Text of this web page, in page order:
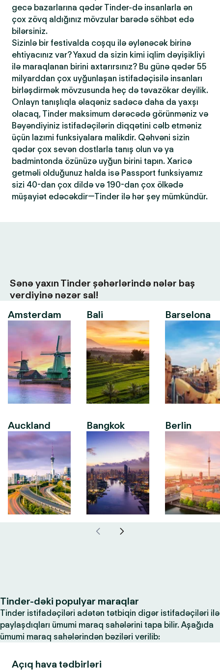
gecə bazarlarına qədər Tinder-də insanlarla ən
çox zövq aldığınız mövzular barədə söhbət edə
bilərsiniz.
Sizinlə bir festivalda coşqu ilə əylənəcək birinə
ehtiyacınız var? Yaxud da sizin kimi iqlim dəyişikliyi
ilə maraqlanan birini axtarırsınız? Bu günə qədər 55
milyarddan çox uyğunlaşan istifadəçisilə insanları
birləşdirmək mövzusunda heç də təvazökar deyilik.
Onlayn tanışlıqla əlaqəniz sadəcə daha da yaxşı
olacaq, Tinder maksimum dərəcədə görünməniz və
Bəyəndiyiniz istifadəçilərin diqqətini cəlb etməniz
üçün lazımi funksiyalara malikdir. Qəhvəni sizin
qədər çox sevən dostlarla tanış olun və ya
badmintonda özünüzə uyğun birini tapın. Xaricə
getməli olduğunuz halda isə Passport funksiyamız
sizi 40-dan çox dildə və 190-dan çox ölkədə
müşayiət edəcəkdir—Tinder ilə hər şey mümkündür.
Sənə yaxın Tinder şəhərlərində nələr baş
verdiyinə nəzər sal!
Amsterdam
Auckland
Bali
Bangkok
Barselona
Berlin
Tinder-dəki populyar maraqlar
Tinder istifadəçiləri adətən tətbiqin digər istifadəçiləri ilə
paylaşdıqları ümumi maraq sahələrini tapa bilir. Aşağıda
ümumi maraq sahələrindən bəziləri verilib:
Açıq hava tədbirləri